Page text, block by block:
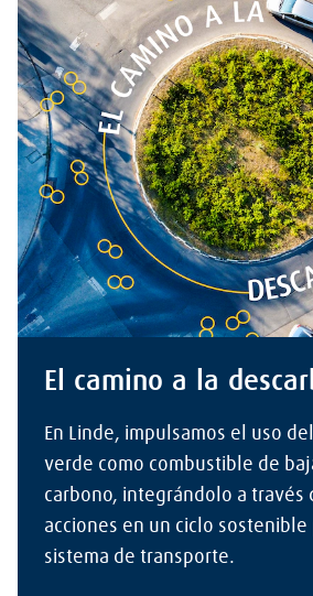
El camino a la
En Linde, impulsamos el uso
verde como combustible de
carbono, integrándolo a través
acciones en un ciclo sostenible
sistema de transporte.